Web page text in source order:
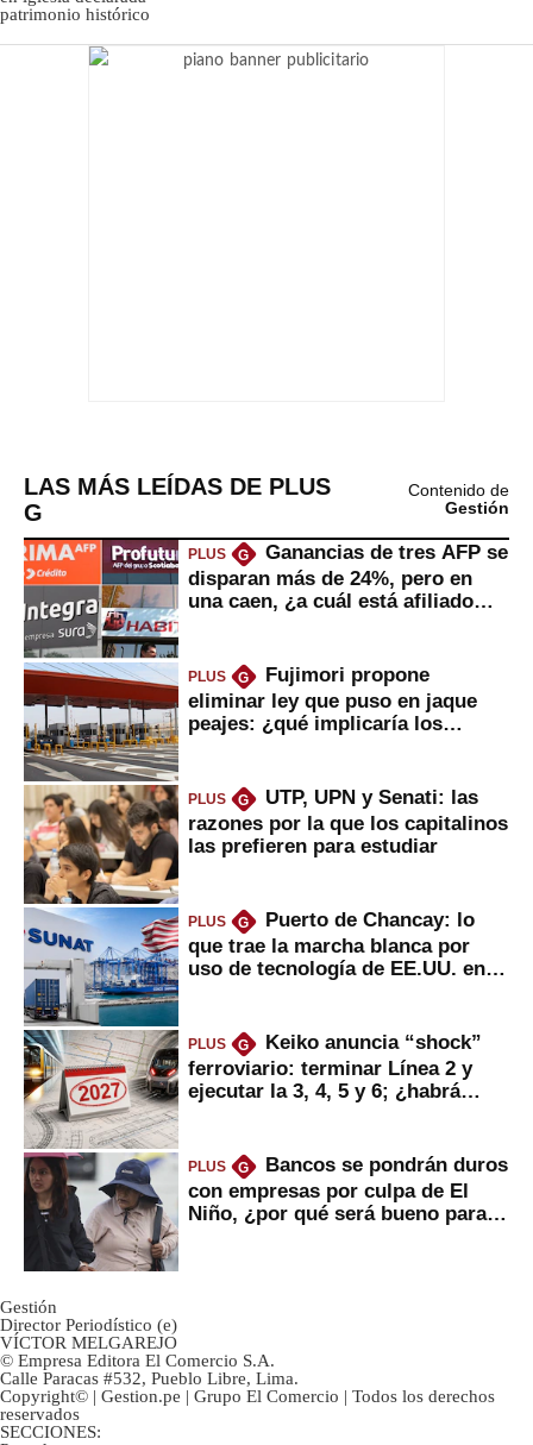
LAS MÁS LEÍDAS DE PLUS
G
Contenido de
Gestión
PLUS G
Ganancias de tres AFP se
disparan más de 24%, pero en
una caen, ¿a cuál está afiliado
PLUS G
Fujimori propone
eliminar ley que puso en jaque
peajes: ¿qué implicaría los
PLUS G
UTP, UPN y Senati: las
razones por la que los capitalinos
las prefieren para estudiar
PLUS G
Puerto de Chancay: lo
que trae la marcha blanca por
uso de tecnología de EE.UU. en
PLUS G
Keiko anuncia “shock”
ferroviario: terminar Línea 2 y
ejecutar la 3, 4, 5 y 6; ¿habrá
PLUS G
Bancos se pondrán duros
con empresas por culpa de El
Niño, ¿por qué será bueno para
Gestión
Director Periodístico (e)
VÍCTOR MELGAREJO
© Empresa Editora El Comercio S.A.
Calle Paracas #532, Pueblo Libre, Lima.
Copyright© | Gestion.pe | Grupo El Comercio | Todos los derechos
reservados
SECCIONES: